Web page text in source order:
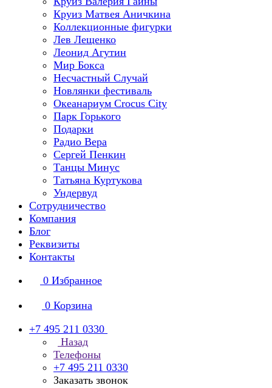
Круиз Матвея Аничкина
Коллекционные фигурки
Лев Лещенко
Леонид Агутин
Мир Бокса
Несчастный Случай
Новлянки фестиваль
Океанариум Crocus City
Парк Горького
Подарки
Радио Вера
Сергей Пенкин
Танцы Минус
Татьяна Куртукова
Ундервуд
Сотрудничество
Компания
Блог
Реквизиты
Контакты
0 Избранное
0 Корзина
+7 495 211 0330
Назад
Телефоны
+7 495 211 0330
Заказать звонок